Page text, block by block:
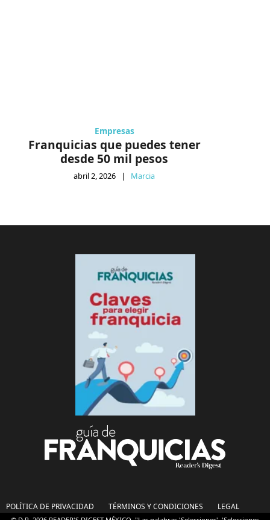
Empresas
Franquicias que puedes tener
desde 50 mil pesos
abril 2, 2026 | Marcia
POLÍTICA DE PRIVACIDAD TÉRMINOS Y CONDICIONES LEGAL